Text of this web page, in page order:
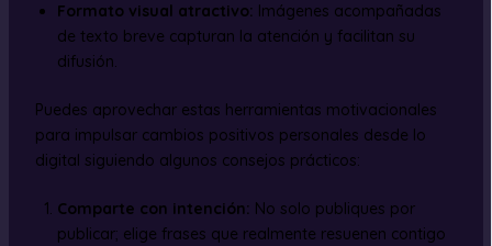
Formato visual atractivo: Imágenes acompañadas
de texto breve capturan la atención y facilitan su
difusión.
Puedes aprovechar estas herramientas motivacionales
para impulsar cambios positivos personales desde lo
digital siguiendo algunos consejos prácticos:
Comparte con intención: No solo publiques por
publicar; elige frases que realmente resuenen contigo